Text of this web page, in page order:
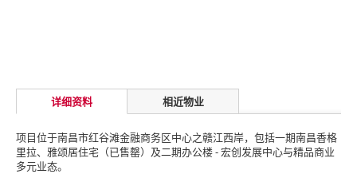
详细资料 相近物业
项目位于南昌市红谷滩金融商务区中心之赣江西岸，包括一期南昌香格
里拉、雅颂居住宅（已售罄）及二期办公楼 - 宏创发展中心与精品商业
多元业态。